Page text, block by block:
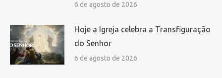
6 de agosto de 2026
Hoje a Igreja celebra a Transfiguração
do Senhor
6 de agosto de 2026